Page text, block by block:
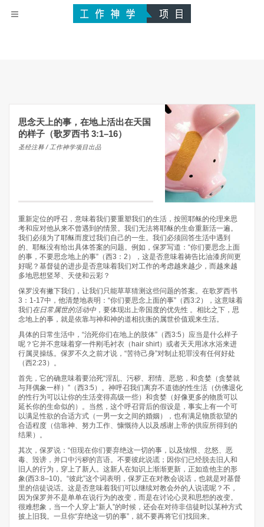
思念天上的事，在地上活出在天国
的样子（歌罗西书 3:1–16）
圣经注释 / 工作神学项目出品
重新定位的呼召，意味着我们要重塑我们的生活，按照耶稣的伦理来思
考和应对他从来不曾遇到的情景。我们无法将耶稣的生命重新活一遍。
我们必须为了耶稣而度过我们自己的一生。我们必须回答生活中遇到
的、耶稣没有给出具体答案的问题。例如，保罗写道：“你们要思念上面
的事，不要思念地上的事”（西3：2），这是否意味着祷告比油漆房间更
好呢？基督徒的进步是否意味着我们对工作的考虑越来越少，而越来越
多地思想竖琴、天使和云彩？
保罗没有撇下我们，让我们只能草草猜测这些问题的答案。在歌罗西书
3：1-17中，他清楚地表明：“你们要思念上面的事”（西3:2），这意味着
我们在日常属世的活动中 ，要体现出上帝国度的优先性 。相比之下，思
念地上的事，就是依靠与神和神的道相抗衡的属世价值观来生活。
具体的日常生活中，“治死你们在地上的肢体”（西3:5）应当是什么样子
呢？它并不意味着穿一件刚毛衬衣（hair shirt）或者天天用冰水浴来进
行属灵操练。保罗不久之前才说，“苦待己身”对制止犯罪没有任何好处
（西2:23）。
首先，它的确意味着要治死“淫乱、污秽、邪情、恶慾，和贪婪（贪婪就
与拜偶象一样）”（西3:5）。神呼召我们离弃不道德的性生活（仿佛退化
的性行为可以让你的生活变得高级一些）和贪婪（好像更多的物质可以
延长你的生命似的）。当然，这个呼召背后的假设是，事实上有一个可
以满足性欲的合适方式（一男一女之间的婚姻），也有满足物质欲望的
合适程度（信靠神、努力工作、慷慨待人以及感谢上帝的供应所得到的
结果）。
其次，保罗说：“但现在你们要弃绝这一切的事，以及恼恨、忿怒、恶
毒、毁谤，并口中污秽的言语。不要彼此说谎；因你们已经脱去旧人和
旧人的行为，穿上了新人。这新人在知识上渐渐更新，正如造他主的形
象(西3:8–10)。“彼此”这个词表明，保罗正在对教会说话，也就是对基督
里的信徒说话。这是否意味着我们可以继续对教会外的人说谎呢？不，
因为保罗并不是单单在说行为的改变，而是在讨论心灵和思想的改变。
很难想象，当一个人穿上“新人”的时候，还会在对待非信徒时以某种方式
披上旧我。一旦你“弃绝这一切的事”，就不要再将它们找回来。